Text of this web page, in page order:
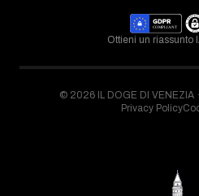
Ottieni un riassunto
© 2026 IL DOGE DI VENEZIA ·
Privacy Policy